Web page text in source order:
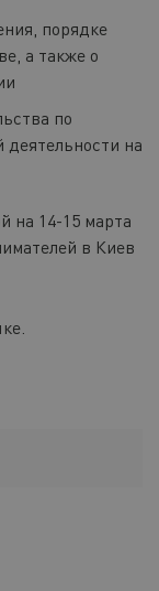
порядке
а также о
по
на
на 14-15 марта
в Киев